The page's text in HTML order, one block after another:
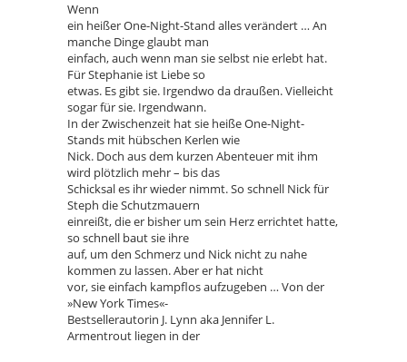
Wenn
ein heißer One-Night-Stand alles verändert … An
manche Dinge glaubt man
einfach, auch wenn man sie selbst nie erlebt hat.
Für Stephanie ist Liebe so
etwas. Es gibt sie. Irgendwo da draußen. Vielleicht
sogar für sie. Irgendwann.
In der Zwischenzeit hat sie heiße One-Night-
Stands mit hübschen Kerlen wie
Nick. Doch aus dem kurzen Abenteuer mit ihm
wird plötzlich mehr – bis das
Schicksal es ihr wieder nimmt. So schnell Nick für
Steph die Schutzmauern
einreißt, die er bisher um sein Herz errichtet hatte,
so schnell baut sie ihre
auf, um den Schmerz und Nick nicht zu nahe
kommen zu lassen. Aber er hat nicht
vor, sie einfach kampflos aufzugeben … Von der
»New York Times«-
Bestsellerautorin J. Lynn aka Jennifer L.
Armentrout liegen in der